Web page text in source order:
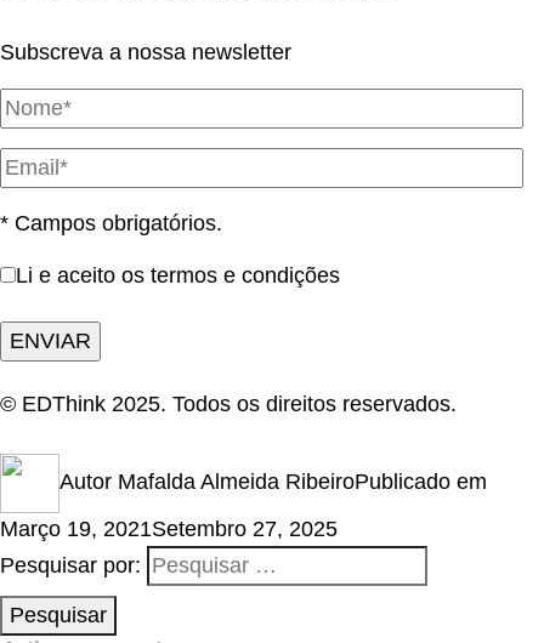
Subscreva a nossa newsletter
* Campos obrigatórios.
Li e aceito os termos e condições
© EDThink 2025. Todos os direitos reservados.
Autor Mafalda Almeida RibeiroPublicado em
Março 19, 2021Setembro 27, 2025
Pesquisar por:
Pesquisar